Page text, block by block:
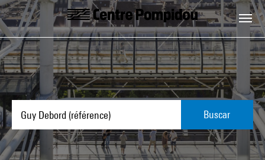
Skip to main content
Centre Pompidou
Buscar